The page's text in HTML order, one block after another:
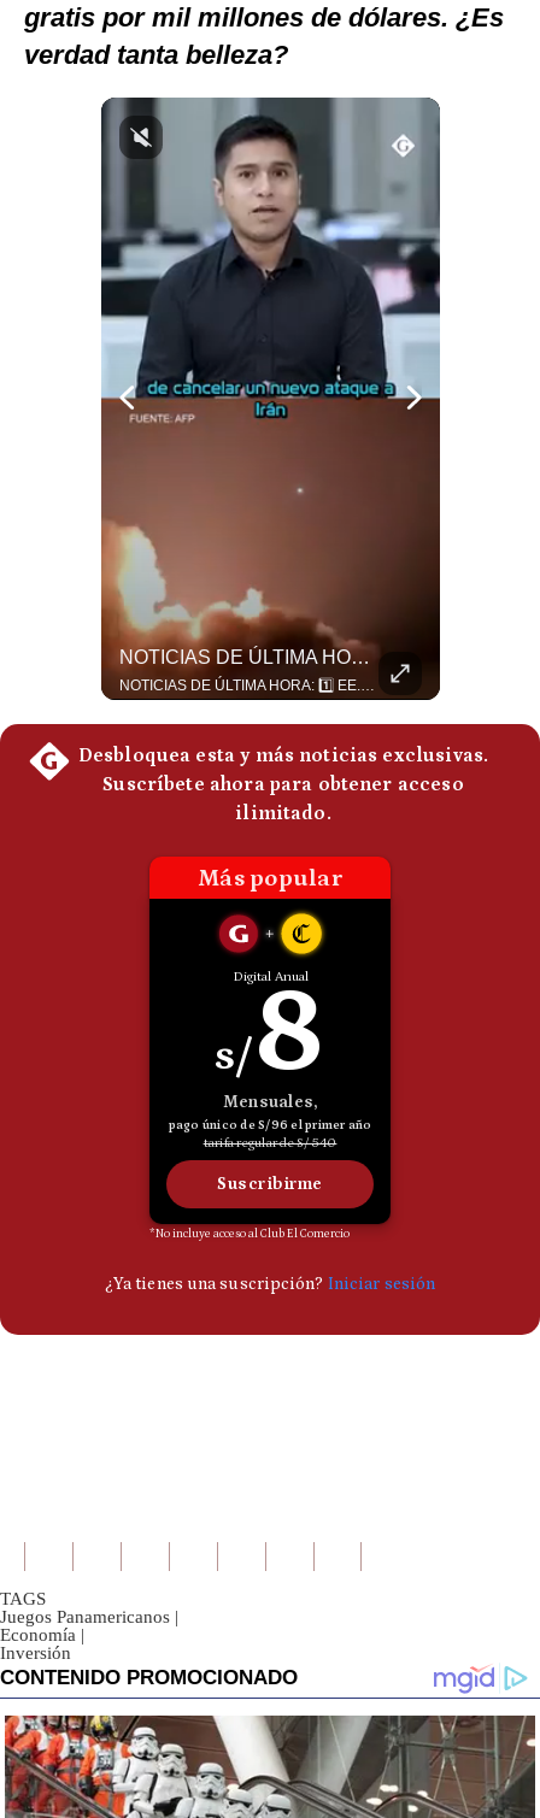
¿quiénes
Somos?
Frecuentes
gratis por mil millones de dólares. ¿Es
verdad tanta belleza?
NOTICIAS DE ÚLTIMA HORA: EE.UU. Se Queda Sin Misiles En Medio Oriente
TAGS
Juegos Panamericanos |
Economía |
Inversión